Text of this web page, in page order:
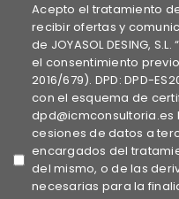
Acepto el tratamiento
recibir ofertas y
de JOYASOL DESING,
el consentimiento previo
2016/679). DPD: DPD-
con el esquema de
dpd@icmconsultoria.es
cesiones de datos a
encargados del
del mismo, o de las
necesarias para la